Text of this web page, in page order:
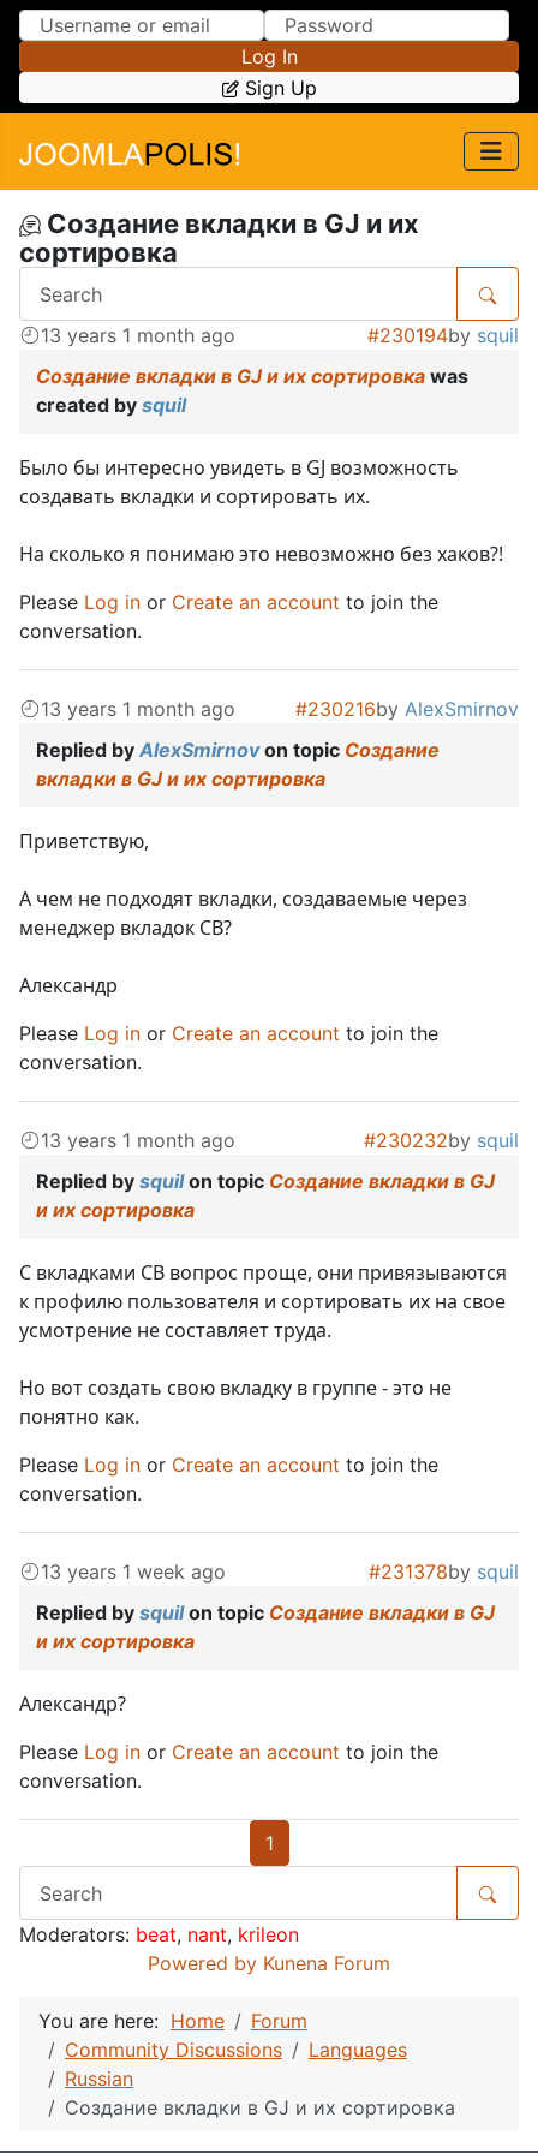
Skip to Content
Skip to Menu
Log In
Sign Up
Создание вкладки в GJ и их
сортировка
13 years 1 month ago #230194by squil
Создание вкладки в GJ и их сортировка was
created by squil
Было бы интересно увидеть в GJ возможность
создавать вкладки и сортировать их.
На сколько я понимаю это невозможно без хаков?!
Please Log in or Create an account to join the
conversation.
13 years 1 month ago #230216by AlexSmirnov
Replied by AlexSmirnovon topic Создание
вкладки в GJ и их сортировка
Приветствую,
А чем не подходят вкладки, создаваемые через
менеджер вкладок СВ?
Александр
Please Log in or Create an account to join the
conversation.
13 years 1 month ago #230232by squil
Replied by squilon topic Создание вкладки в GJ
и их сортировка
С вкладками СВ вопрос проще, они привязываются
к профилю пользователя и сортировать их на свое
усмотрение не составляет труда.
Но вот создать свою вкладку в группе - это не
понятно как.
Please Log in or Create an account to join the
conversation.
13 years 1 week ago #231378by squil
Replied by squilon topic Создание вкладки в GJ
и их сортировка
Александр?
Please Log in or Create an account to join the
conversation.
1
Moderators: beat, nant, krileon
Powered by Kunena Forum
You are here: Home
Forum
Community Discussions
Languages
Russian
Создание вкладки в GJ и их сортировка